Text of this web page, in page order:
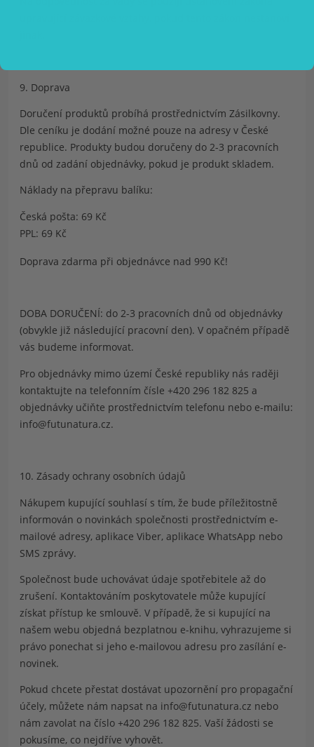
9. Doprava
Doručení produktů probíhá prostřednictvím Zásilkovny.
Dle ceníku je dodání možné pouze na adresy v České
republice. Produkty budou doručeny do 2-3 pracovních
dnů od zadání objednávky, pokud je produkt skladem.
Náklady na přepravu balíku:
Česká pošta: 69 Kč
PPL: 69 Kč
Doprava zdarma při objednávce nad 990 Kč!
DOBA DORUČENÍ: do 2-3 pracovních dnů od objednávky
(obvykle již následující pracovní den). V opačném případě
vás budeme informovat.
Pro objednávky mimo území České republiky nás raději
kontaktujte na telefonním čísle +420 296 182 825 a
objednávky učiňte prostřednictvím telefonu nebo e-mailu:
info@futunatura.cz.
10. Zásady ochrany osobních údajů
Nákupem kupující souhlasí s tím, že bude příležitostně
informován o novinkách společnosti prostřednictvím e-
mailové adresy, aplikace Viber, aplikace WhatsApp nebo
SMS zprávy.
Společnost bude uchovávat údaje spotřebitele až do
zrušení. Kontaktováním poskytovatele může kupující
získat přístup ke smlouvě. V případě, že si kupující na
našem webu objedná bezplatnou e-knihu, vyhrazujeme si
právo ponechat si jeho e-mailovou adresu pro zasílání e-
novinek.
Pokud chcete přestat dostávat upozornění pro propagační
účely, můžete nám napsat na info@futunatura.cz nebo
nám zavolat na číslo +420 296 182 825. Vaší žádosti se
pokusíme, co nejdříve vyhovět.